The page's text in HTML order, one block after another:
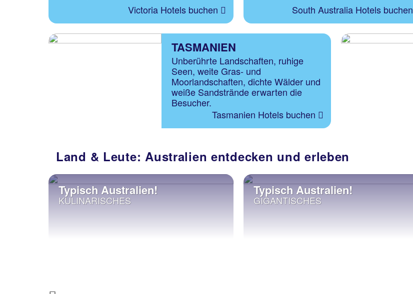
Victoria Hotels buchen
South Australia Hotels buchen
TASMANIEN
Unberührte Landschaften, ruhige
Seen, weite Gras- und
Moorlandschaften, dichte Wälder und
weiße Sandstrände erwarten die
Besucher.
Tasmanien Hotels buchen
Land & Leute: Australien entdecken und erleben
Typisch Australien!
KULINARISCHES
Typisch Australien!
GIGANTISCHES